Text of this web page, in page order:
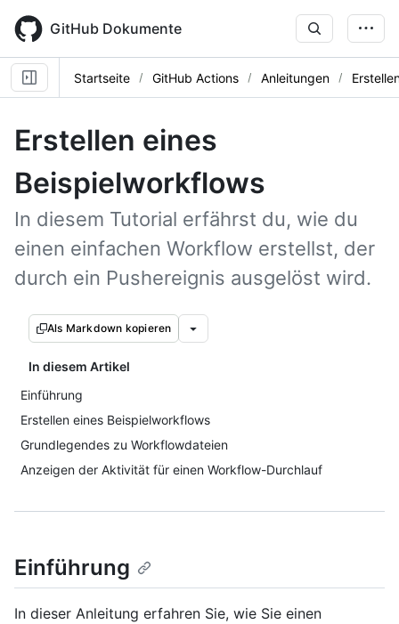
main
content
GitHub Dokumente
Startseite GitHub Actions Anleitungen
Erstellen eines
Beispielworkflows
In diesem Tutorial erfährst du, wie du
einen einfachen Workflow erstellst, der
durch ein Pushereignis ausgelöst wird.
Als Markdown kopieren
In diesem Artikel
Einführung
Erstellen eines Beispielworkflows
Grundlegendes zu Workflowdateien
Anzeigen der Aktivität für einen Workflow-Durchlauf
Einführung
In dieser Anleitung erfahren Sie, wie Sie einen